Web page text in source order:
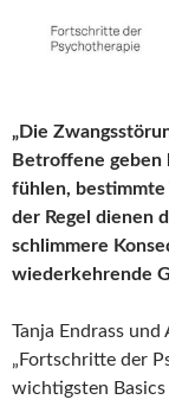
„Die
Betroffene geben
fühlen,
der Regel dienen
schlimmere
wiederkehrende
Tanja Endrass
„Fortschritte der
wichtigsten Basics